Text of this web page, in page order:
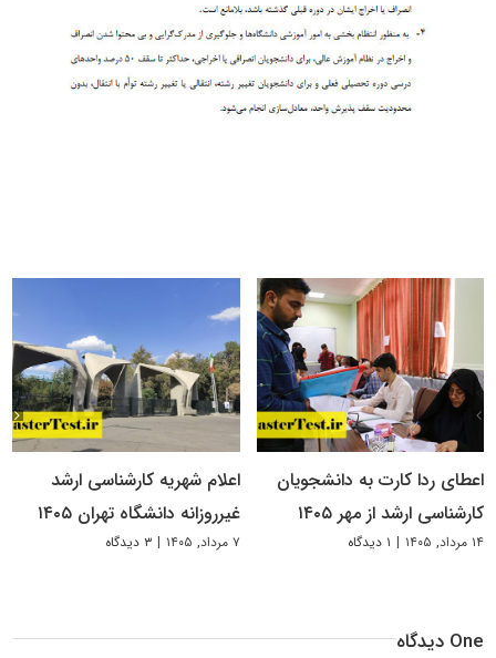
اعطای ردا کارت به دانشجویان
کارشناسی ارشد از مهر ۱۴۰۵
۱۴ مرداد, ۱۴۰۵ | ۱ دیدگاه
اعلام شهریه کارشناسی ارشد
غیرروزانه دانشگاه تهران ۱۴۰۵
۷ مرداد, ۱۴۰۵ | ۳ دیدگاه
One دیدگاه